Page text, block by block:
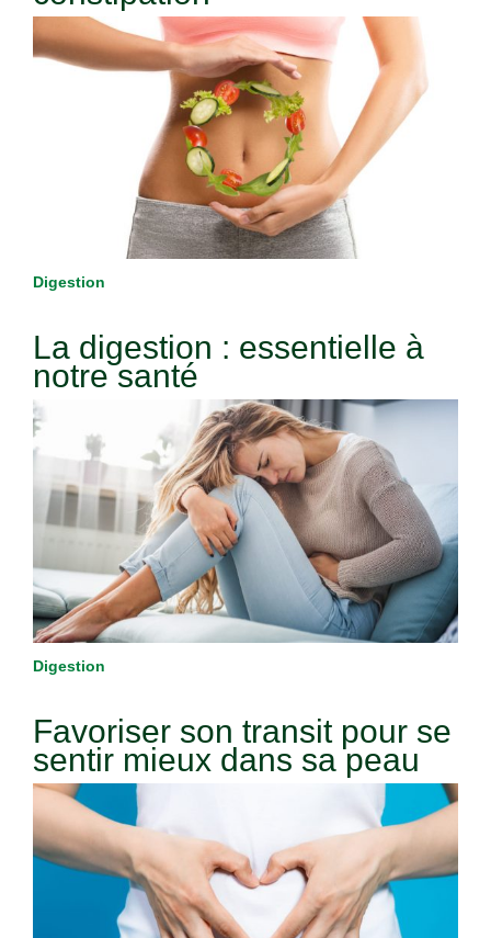
Digestion
La digestion : essentielle à
notre santé
Digestion
Favoriser son transit pour se
sentir mieux dans sa peau